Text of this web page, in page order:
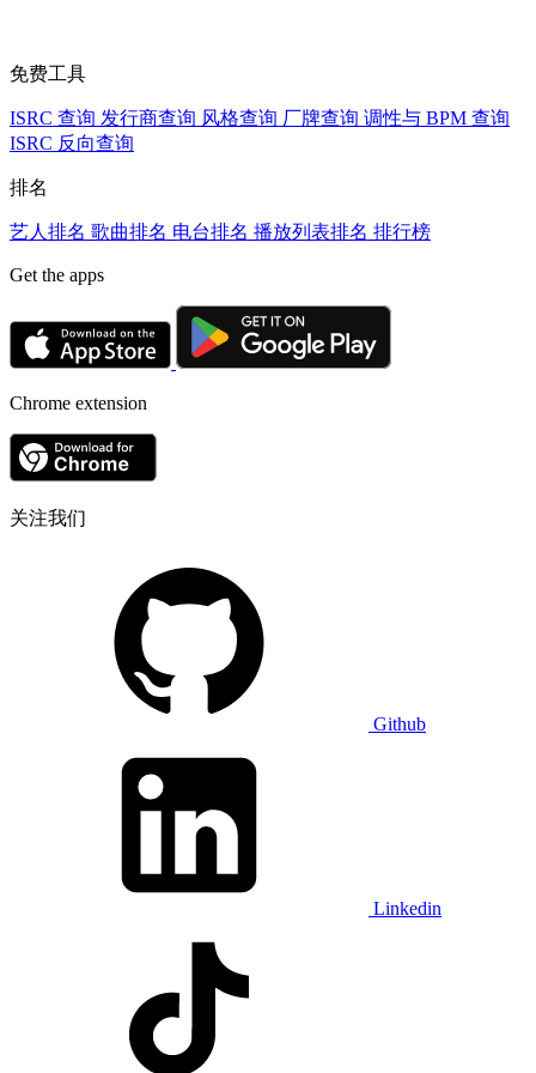
免费工具
ISRC 查询 发行商查询 风格查询 厂牌查询 调性与 BPM 查询
ISRC 反向查询
排名
艺人排名 歌曲排名 电台排名 播放列表排名 排行榜
Get the apps
Chrome extension
关注我们
Github
Linkedin